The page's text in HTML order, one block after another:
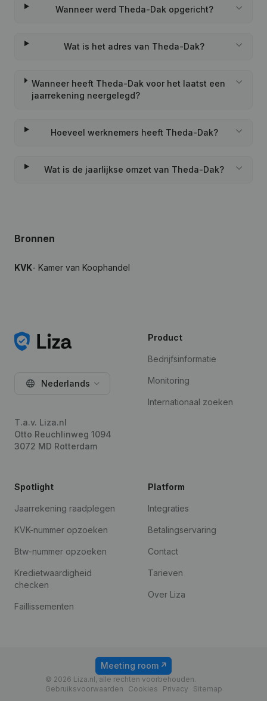
Wanneer werd Theda-Dak opgericht?
Wat is het adres van Theda-Dak?
Wanneer heeft Theda-Dak voor het laatst een
jaarrekening neergelegd?
Hoeveel werknemers heeft Theda-Dak?
Wat is de jaarlijkse omzet van Theda-Dak?
Bronnen
KVK- Kamer van Koophandel
Nederlands
T.a.v. Liza.nl
Otto Reuchlinweg 1094
3072 MD Rotterdam
Product
Bedrijfsinformatie
Monitoring
Internationaal zoeken
Spotlight
Jaarrekening raadplegen
KVK-nummer opzoeken
Btw-nummer opzoeken
Kredietwaardigheid
checken
Faillissementen
Platform
Integraties
Betalingservaring
Contact
Tarieven
Over Liza
© 2026 Liza.nl, alle rechten voorbehouden.
Gebruiksvoorwaarden
Cookies Privacy Sitemap
Meeting room